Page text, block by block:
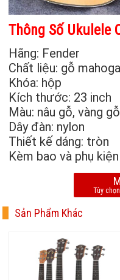
Thông Số Ukulele
Hãng: Fender
Chất liệu: gỗ
Khóa: hộp
Kích thước: 23 inch
Màu: nâu gỗ, vàng gỗ
Dây đàn: nylon
Thiết kế dáng: tròn
Kèm bao và phụ kiện
Tùy
Sản Phẩm Khác